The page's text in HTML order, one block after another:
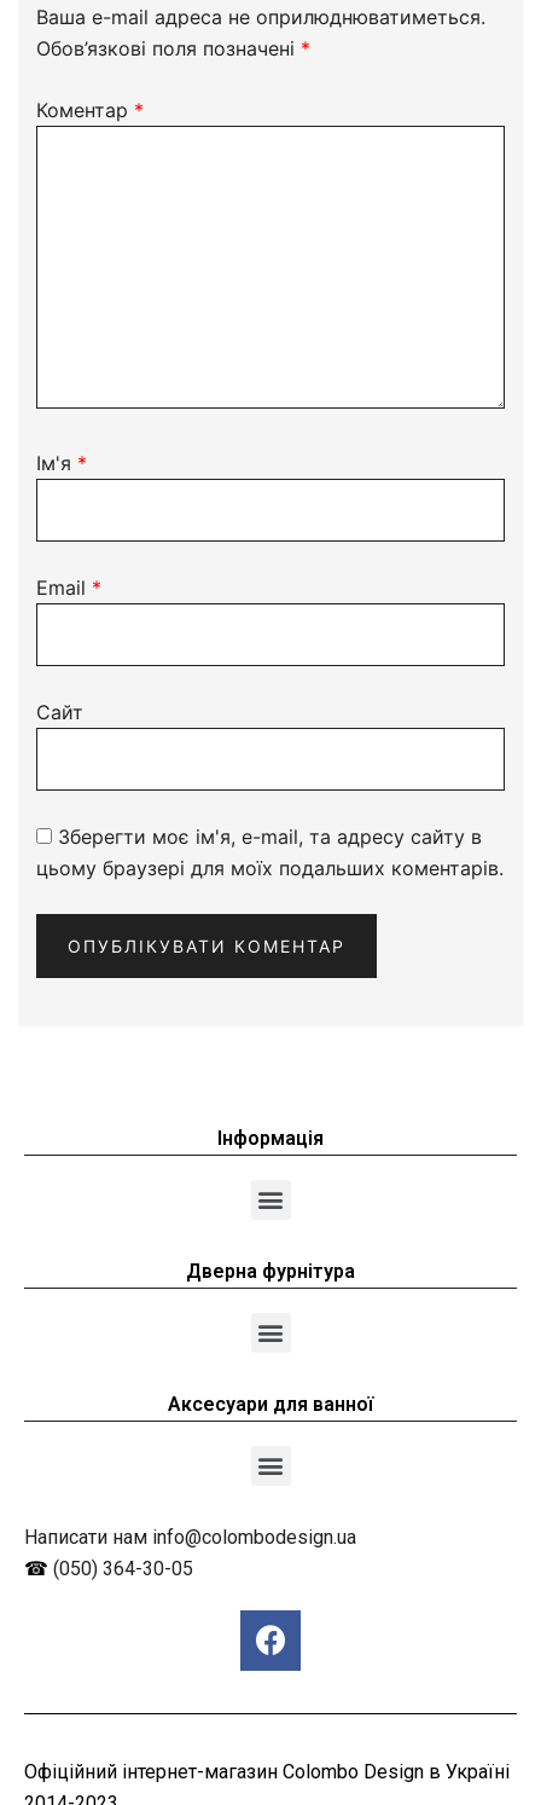
Ваша e-mail адреса не оприлюднюватиметься.
Обов’язкові поля позначені *
Коментар *
Ім'я *
Email *
Сайт
Зберегти моє ім'я, e-mail, та адресу сайту в
цьому браузері для моїх подальших коментарів.
Інформація
Дверна фурнітура
Аксесуари для ванної
Написати нам info@colombodesign.ua
☎ (050) 364-30-05
Офіційний інтернет-магазин Colombo Design в Україні